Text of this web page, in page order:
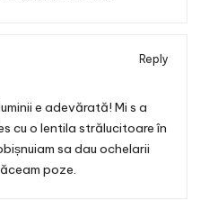
Reply
e adevărată! Mi s a
cu o lentila strălucitoare în
sa dau ochelarii
poze.